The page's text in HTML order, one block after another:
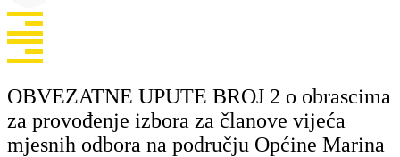
OBVEZATNE UPUTE BROJ 2 o obrascima
za provođenje izbora za članove vijeća
mjesnih odbora na području Općine Marina